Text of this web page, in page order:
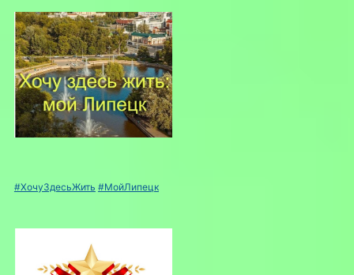
#ХочуЗдесьЖить #МойЛипецк